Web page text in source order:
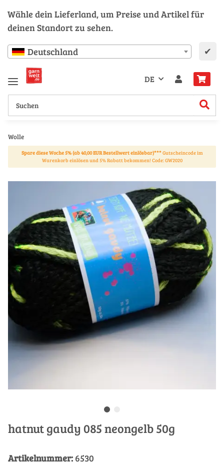
Wähle dein Lieferland, um Preise und Artikel für
deinen Standort zu sehen.
Deutschland ✔
DE
Wolle
Spare diese Woche 5% (ab 40,00 EUR Bestellwert einlösbar)***Gutscheincode im
Warenkorb einlösen und 5% Rabatt bekommen! Code: GW2020
hatnut gaudy 085 neongelb 50g
Artikelnummer: 6530